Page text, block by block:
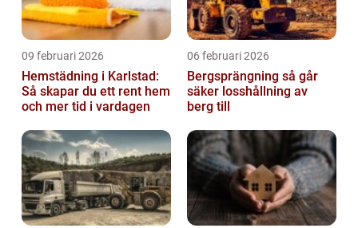
09 februari 2026
Hemstädning i Karlstad:
Så skapar du ett rent hem
och mer tid i vardagen
06 februari 2026
Bergsprängning så går
säker losshållning av
berg till